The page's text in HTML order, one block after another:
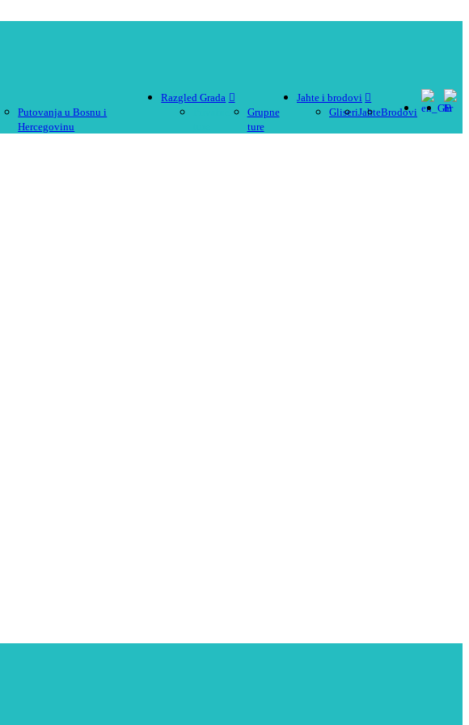
Putovanja u Bosnu i
Hercegovinu
Razgled Grada
Grupne
ture
Jahte i brodovi
GliseriJahteBrodovi